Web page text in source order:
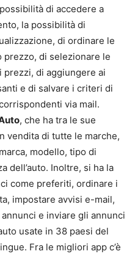
di accedere a
la possibilità di
di ordinare le
prezzo, di selezionare le
di aggiungere ai
e di salvare i criteri di
via mail.
, che ha tra le sue
vendita di tutte le marche,
modello, tipo di
dell’auto. Inoltre, si ha la
come preferiti, ordinare i
impostare avvisi e-mail,
e inviare gli annunci
usate in 38 paesi del
Fra le migliori app c’è